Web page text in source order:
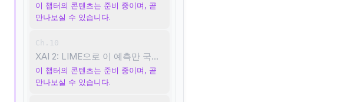
이 챕터의 콘텐츠는 준비 중이며, 곧
만나보실 수 있습니다.
Ch.10
XAI 2: LIME으로 이 예측만 국소 해석하기
이 챕터의 콘텐츠는 준비 중이며, 곧
만나보실 수 있습니다.